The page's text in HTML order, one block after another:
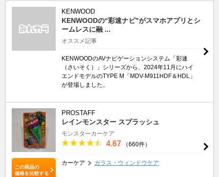
KENWOOD
KENWOODの“彩速ナビ”がスマホアプリとシ
ームレスに融 ...
オススメ記事
KENWOODのAVナビゲーションシステム「彩速
（さいそく）」シリーズから、2024年11月にハイ
エンドモデルのTYPE M「MDV-M911HDF＆HDL」
が登場しました。
この商品の
価格を比較する
PROSTAFF
レインモンスター スプラッシュ
モンスターカーケア
4.67 （660件）
カーケア ガラス・ウィンドウケア